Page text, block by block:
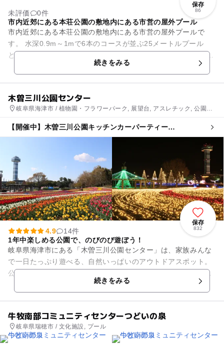
保存
86
未評価
0件
市内近郊にある本荘公園の敷地内にある市営の屋外プール
市内近郊にある本荘公園の敷地内にある市営の屋外プールで
す。 水深0.9m～1mで6本のコースが並ぶ25メートルプール
と、水深0.45m～0.5mの変形幼児用プールを備えています。
続きをみる
木曽三川公園センター
岐阜県海津市 / 植物園・フラワーパーク, 展望台, アスレチック, 公園・
【開催中】木曽三川公園キッチンカーパーティー
保存
832
4.9
14件
1年中楽しめる公園で、のびのび遊ぼう！
岐阜県海津市にある「木曽三川公園センター」は、家族みんな
で一日たっぷり遊べる、自然いっぱいのアウトドアスポット。
公園に入るとまず目に入るのは、季節ごとに色とりどりの花が
咲き誇る大花壇！春はチ...続きをみる
牛牧南部コミュニティセンターつどいの泉
岐阜県瑞穂市 / 文化施設, プール